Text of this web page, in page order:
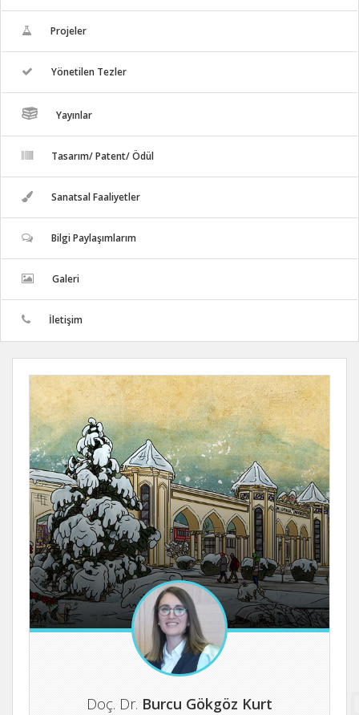
Projeler
Yönetilen Tezler
Yayınlar
Tasarım/ Patent/ Ödül
Sanatsal Faaliyetler
Bilgi Paylaşımlarım
Galeri
İletişim
Doç. Dr. Burcu Gökgöz Kurt